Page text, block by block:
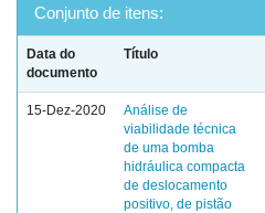
Conjunto de itens:
Data do
documento
Título
15-Dez-2020
Análise de
viabilidade técnica
de uma bomba
hidráulica compacta
de deslocamento
positivo, de pistão